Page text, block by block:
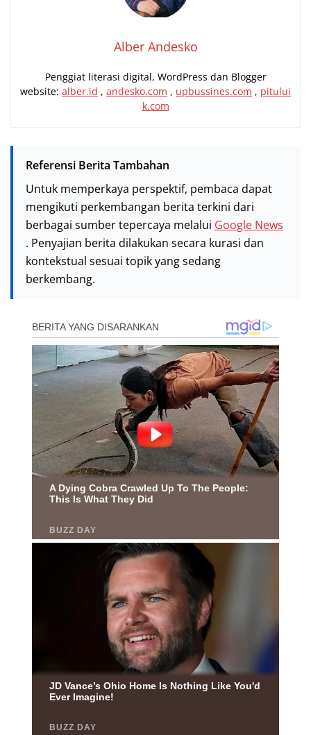
Alber Andesko
Penggiat literasi digital, WordPress dan Blogger
website: alber.id , andesko.com , upbussines.com , pitului
k.com
Referensi Berita Tambahan
Untuk memperkaya perspektif, pembaca dapat
mengikuti perkembangan berita terkini dari
berbagai sumber tepercaya melalui Google News
. Penyajian berita dilakukan secara kurasi dan
kontekstual sesuai topik yang sedang
berkembang.